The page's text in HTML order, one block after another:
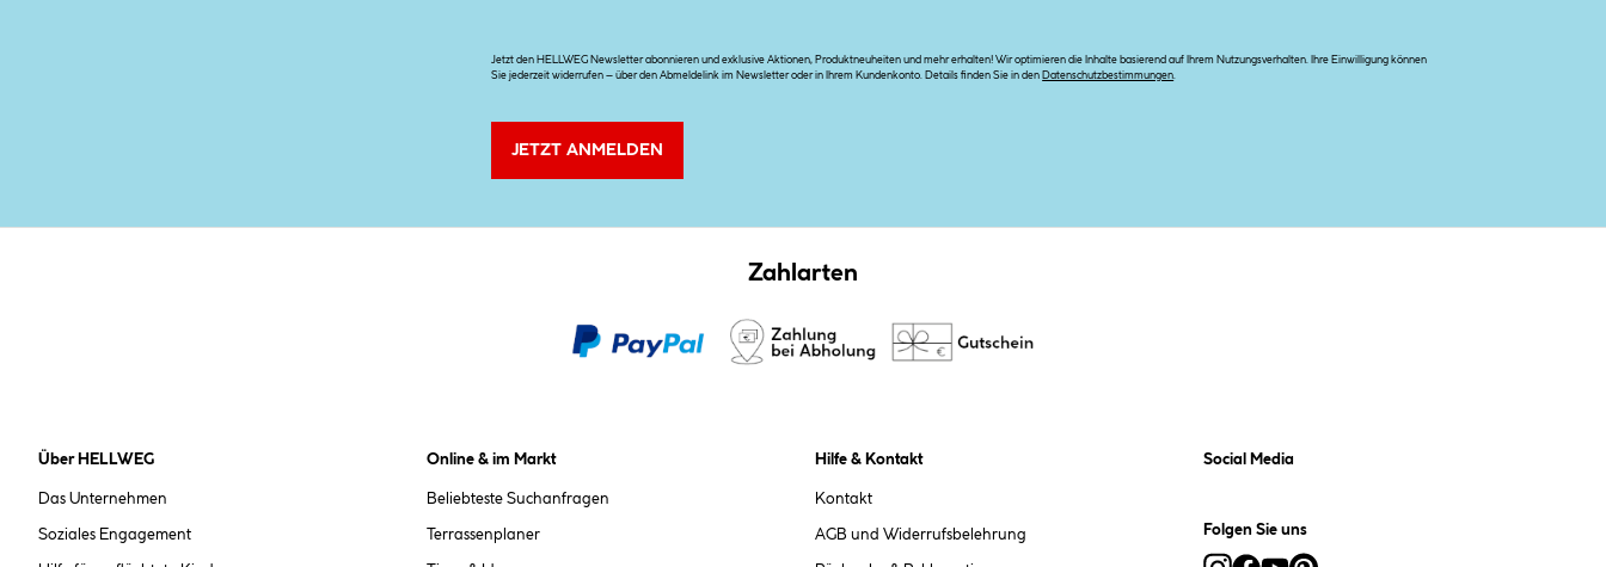
Jetzt den HELLWEG Newsletter abonnieren und exklusive Aktionen, Produktneuheiten und mehr erhalten! Wir optimieren die Inhalte basierend auf Ihrem Nutzungsverhalten. Ihre Einwilligung können
Sie jederzeit widerrufen – über den Abmeldelink im Newsletter oder in Ihrem Kundenkonto. Details finden Sie in den Datenschutzbestimmungen
JETZT ANMELDEN
Zahlarten
Über HELLWEG
Das Unternehmen
Soziales Engagement
Online & im Markt
Beliebteste Suchanfragen
Terrassenplaner
Hilfe & Kontakt
Kontakt
AGB und Widerrufsbelehrung
Social Media
Folgen Sie uns